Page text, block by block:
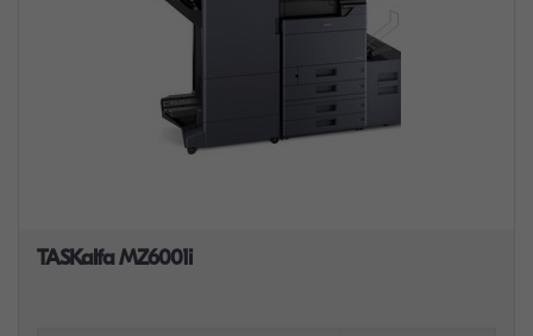
TASKalfa MZ6001i